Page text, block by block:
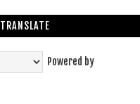
TRANSLATE
Powered by